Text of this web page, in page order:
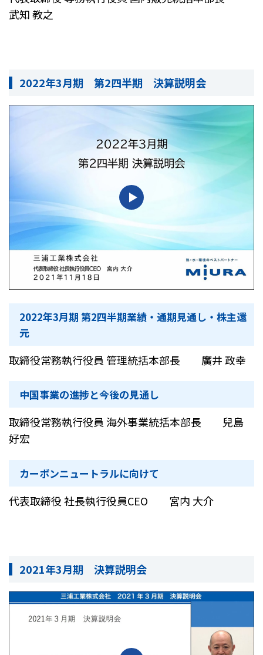
武知 教之
2022年3月期 第2四半期 決算説明会
2022年3月期 第2四半期業績・通期見通し・株主還
元
取締役常務執行役員 管理統括本部長 廣井 政幸
中国事業の進捗と今後の見通し
取締役常務執行役員 海外事業統括本部長 兒島
好宏
カーボンニュートラルに向けて
代表取締役 社長執行役員CEO 宮内 大介
2021年3月期 決算説明会